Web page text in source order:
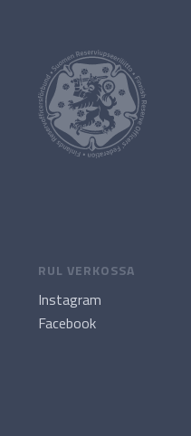
RUL VERKOSSA
Instagram
Facebook